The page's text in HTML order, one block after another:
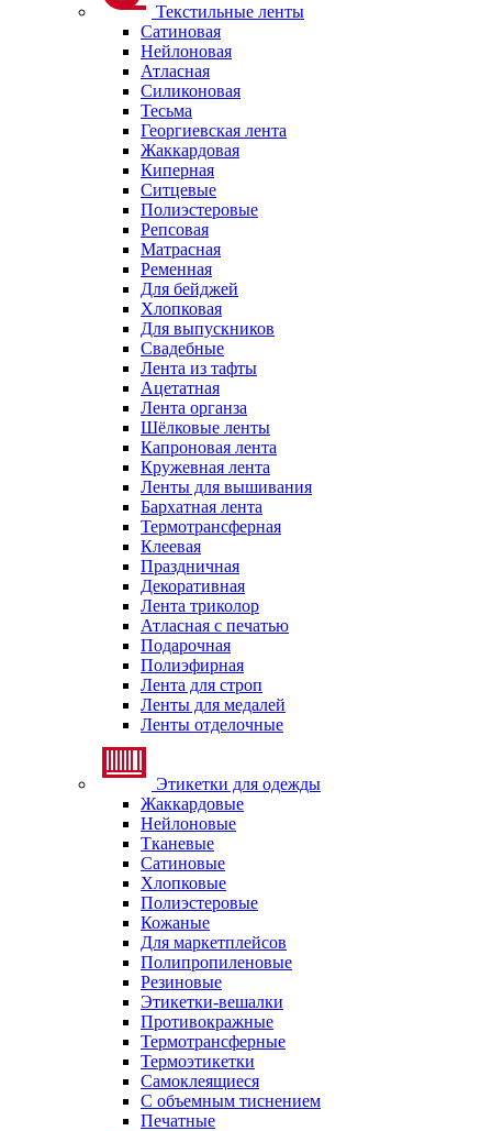
Текстильные ленты
Сатиновая
Нейлоновая
Атласная
Силиконовая
Тесьма
Георгиевская лента
Жаккардовая
Киперная
Ситцевые
Полиэстеровые
Репсовая
Матрасная
Ременная
Для бейджей
Хлопковая
Для выпускников
Свадебные
Лента из тафты
Ацетатная
Лента органза
Шёлковые ленты
Капроновая лента
Кружевная лента
Ленты для вышивания
Бархатная лента
Термотрансферная
Клеевая
Праздничная
Декоративная
Лента триколор
Атласная с печатью
Подарочная
Полиэфирная
Лента для строп
Ленты для медалей
Ленты отделочные
Этикетки для одежды
Жаккардовые
Нейлоновые
Тканевые
Сатиновые
Хлопковые
Полиэстеровые
Кожаные
Для маркетплейсов
Полипропиленовые
Резиновые
Этикетки-вешалки
Противокражные
Термотрансферные
Термоэтикетки
Самоклеящиеся
С объемным тиснением
Печатные